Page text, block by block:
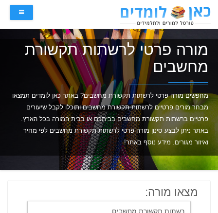
מורה פרטי לרשתות תקשורת
מחשבים
מחפשים מורה פרטי לרשתות תקשורת מחשבים? באתר כאן לומדים תמצאו
מבחר מורים פרטיים לרשתות תקשורת מחשבים ותוכלו לקבל שיעורים
פרטיים ברשתות תקשורת מחשבים בביתכם או בבית המורה בכל הארץ.
באתר ניתן לבצע סינון מורה פרטי לרשתות תקשורת מחשבים לפי מחיר
ואיזור מגורים. מידע נוסף באתר!
מצאו מורה: